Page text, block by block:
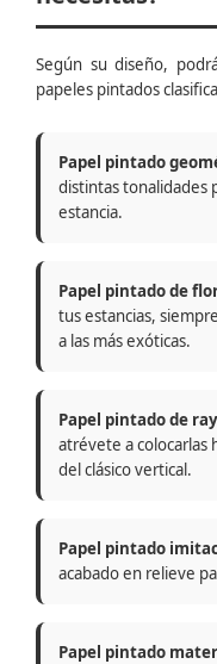
Según su diseño,
papeles pintados
Papel pintado
distintas tonalidades
estancia.
Papel pintado de
tus estancias,
a las más exóticas.
Papel pintado de
atrévete a
del clásico vertical.
Papel pintado
acabado en relieve
Papel pintado